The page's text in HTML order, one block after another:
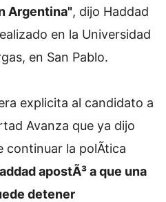
Argentina", dijo Haddad
en la Universidad
en San Pablo.
explicita al candidato a
Avanza que ya dijo
continuar la polÃ­tica
apostÃ³ a que una
detener